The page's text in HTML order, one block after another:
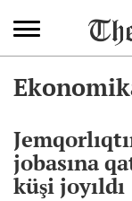
jobasına
küşi joyıldı